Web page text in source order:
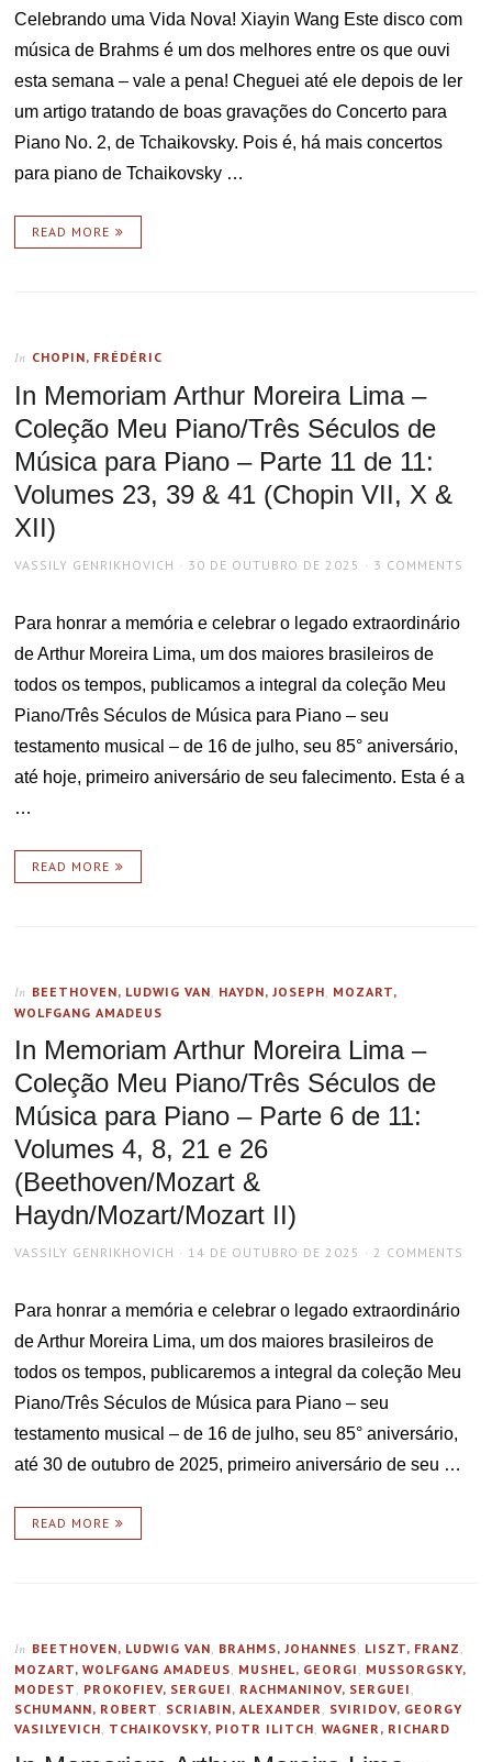
Celebrando uma Vida Nova! Xiayin Wang Este disco com
música de Brahms é um dos melhores entre os que ouvi
esta semana – vale a pena! Cheguei até ele depois de ler
um artigo tratando de boas gravações do Concerto para
Piano No. 2, de Tchaikovsky. Pois é, há mais concertos
para piano de Tchaikovsky …
READ MORE
In CHOPIN, FRÉDÉRIC
In Memoriam Arthur Moreira Lima –
Coleção Meu Piano/Três Séculos de
Música para Piano – Parte 11 de 11:
Volumes 23, 39 & 41 (Chopin VII, X &
XII)
AUTHOR
VASSILY GENRIKHOVICH
POSTED
30 DE OUTUBRO DE 2025 3 COMMENTS
Para honrar a memória e celebrar o legado extraordinário
de Arthur Moreira Lima, um dos maiores brasileiros de
todos os tempos, publicamos a integral da coleção Meu
Piano/Três Séculos de Música para Piano – seu
testamento musical – de 16 de julho, seu 85° aniversário,
até hoje, primeiro aniversário de seu falecimento. Esta é a
…
READ MORE
In BEETHOVEN, LUDWIG VAN, HAYDN, JOSEPH, MOZART,
WOLFGANG AMADEUS
In Memoriam Arthur Moreira Lima –
Coleção Meu Piano/Três Séculos de
Música para Piano – Parte 6 de 11:
Volumes 4, 8, 21 e 26
(Beethoven/Mozart &
Haydn/Mozart/Mozart II)
AUTHOR
VASSILY GENRIKHOVICH
POSTED
14 DE OUTUBRO DE 2025 2 COMMENTS
Para honrar a memória e celebrar o legado extraordinário
de Arthur Moreira Lima, um dos maiores brasileiros de
todos os tempos, publicaremos a integral da coleção Meu
Piano/Três Séculos de Música para Piano – seu
testamento musical – de 16 de julho, seu 85° aniversário,
até 30 de outubro de 2025, primeiro aniversário de seu …
READ MORE
In BEETHOVEN, LUDWIG VAN, BRAHMS, JOHANNES, LISZT, FRANZ ,
MOZART, WOLFGANG AMADEUS, MUSHEL, GEORGI , MUSSORGSKY,
MODEST , PROKOFIEV, SERGUEI , RACHMANINOV, SERGUEI ,
SCHUMANN, ROBERT , SCRIABIN, ALEXANDER, SVIRIDOV, GEORGY
VASILYEVICH, TCHAIKOVSKY, PIOTR ILITCH,WAGNER, RICHARD